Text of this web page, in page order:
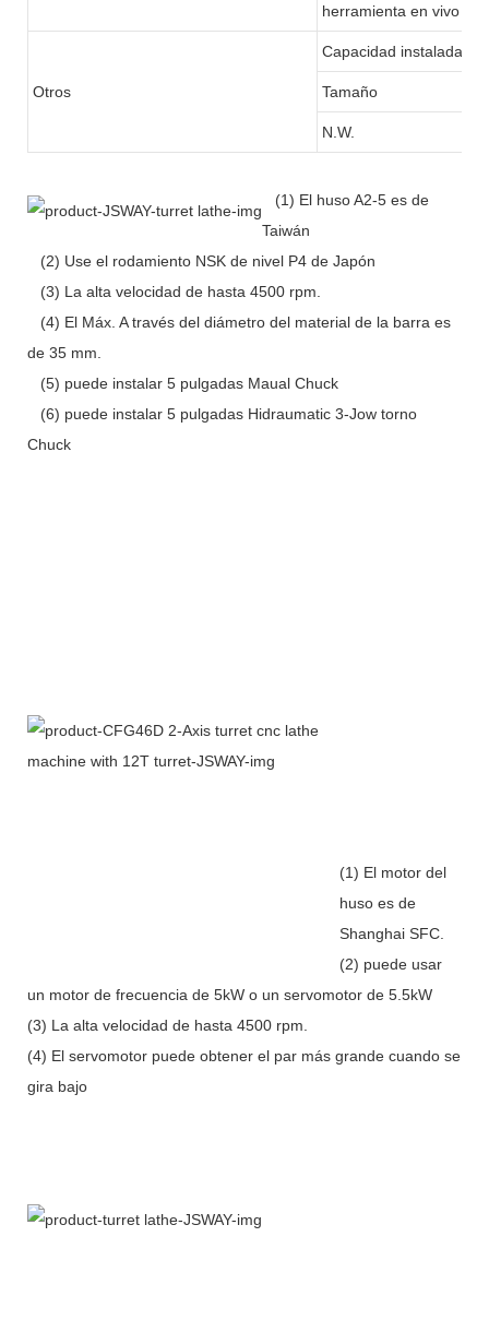
herramienta en vivo
Otros
Capacidad instalada
Tamaño
N.W.
(1) El huso A2-5 es de
Taiwán
(2) Use el rodamiento NSK de nivel P4 de Japón
(3) La alta velocidad de hasta 4500 rpm.
(4) El Máx. A través del diámetro del material de la barra es
de 35 mm.
(5) puede instalar 5 pulgadas Maual Chuck
(6) puede instalar 5 pulgadas Hidraumatic 3-Jow torno
Chuck
(1) El motor del
huso es de
Shanghai SFC.
(2) puede usar
un motor de frecuencia de 5kW o un servomotor de 5.5kW
(3) La alta velocidad de hasta 4500 rpm.
(4) El servomotor puede obtener el par más grande cuando se
gira bajo